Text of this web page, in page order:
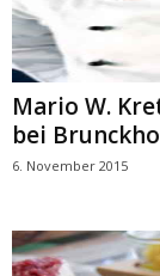
Mario W.
bei
6. November 2015